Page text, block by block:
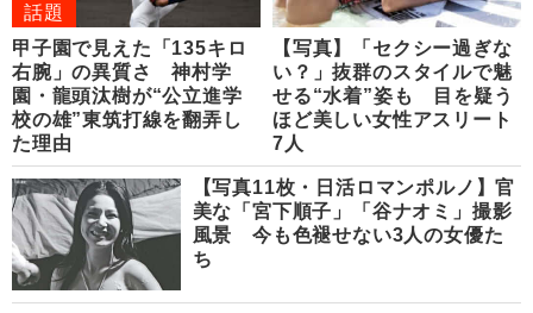
話題
甲子園で見えた「135キロ
右腕」の異質さ 神村学
園・龍頭汰樹が“公立進学
校の雄”東筑打線を翻弄し
た理由
【写真】「セクシー過ぎな
い？」抜群のスタイルで魅
せる“水着”姿も 目を疑う
ほど美しい女性アスリート
7人
【写真11枚・日活ロマンポルノ】官
美な「宮下順子」「谷ナオミ」撮影
風景 今も色褪せない3人の女優た
ち